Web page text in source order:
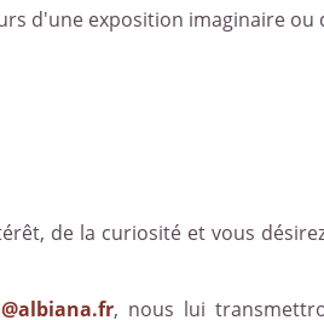
d'une exposition imaginaire ou
de la curiosité et vous
, nous lui